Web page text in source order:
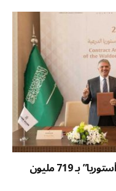
“حسن علام” توقع مشروع “والدورف أستوريا” بـ 719 مليون